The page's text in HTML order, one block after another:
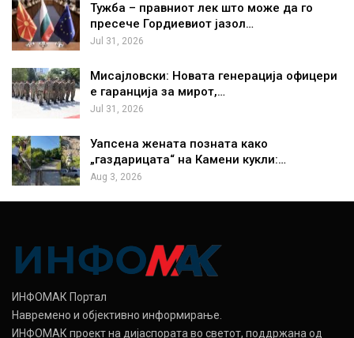
Тужба – правниот лек што може да го
пресече Гордиевиот јазол…
Jul 31, 2026
Мисајловски: Новата генерација офицери
е гаранција за мирот,…
Jul 31, 2026
Уапсена жената позната како
„газдарицата“ на Камени кукли:…
Aug 3, 2026
ИНФОМАК Портал
Навремено и објективно информирање.
ИНФОМАК проект на дијаспората во светот, поддржана од